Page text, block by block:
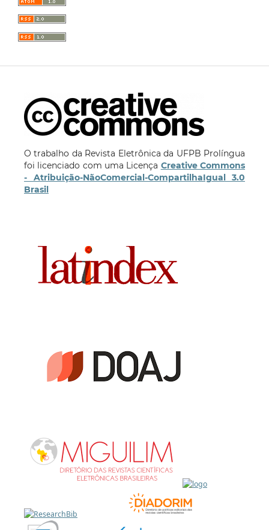
O trabalho da Revista Eletrônica da UFPB Prolíngua
foi licenciado com uma Licença Creative Commons
- Atribuição-NãoComercial-CompartilhaIgual 3.0
Brasil